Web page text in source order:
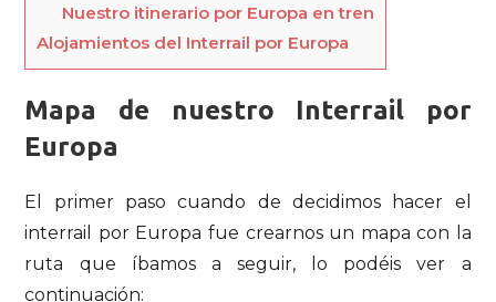
Nuestro itinerario por Europa en tren
Alojamientos del Interrail por Europa
Mapa de nuestro Interrail por
Europa
El primer paso cuando de decidimos hacer el
interrail por Europa fue crearnos un mapa con la
ruta que íbamos a seguir, lo podéis ver a
continuación: